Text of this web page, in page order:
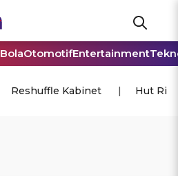
BolaOtomotifEntertainment
Reshuffle Kabinet Hut Ri